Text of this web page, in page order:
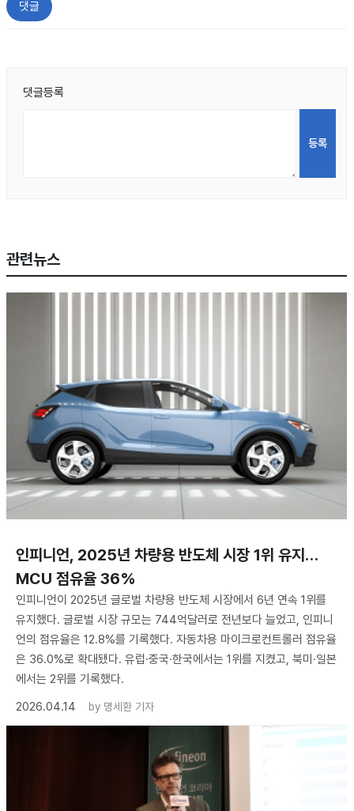
댓글
댓글등록
관련뉴스
인피니언, 2025년 차량용 반도체 시장 1위 유지…
MCU 점유율 36%
인피니언이 2025년 글로벌 차량용 반도체 시장에서 6년 연속 1위를
유지했다. 글로벌 시장 규모는 744억달러로 전년보다 늘었고, 인피니
언의 점유율은 12.8%를 기록했다. 자동차용 마이크로컨트롤러 점유율
은 36.0%로 확대됐다. 유럽·중국·한국에서는 1위를 지켰고, 북미·일본
에서는 2위를 기록했다.
2026.04.14
by 명세환 기자